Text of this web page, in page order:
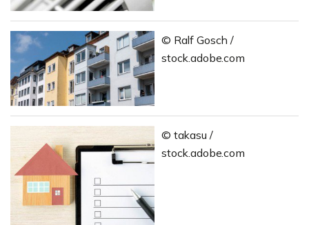
© Ralf Gosch /
stock.adobe.com
© takasu /
stock.adobe.com